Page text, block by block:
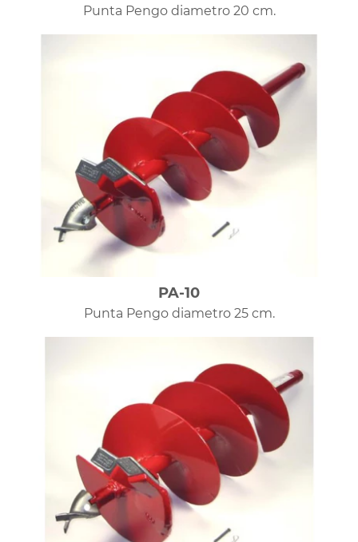
Punta Pengo diametro 20 cm.
PA-10
Punta Pengo diametro 25 cm.